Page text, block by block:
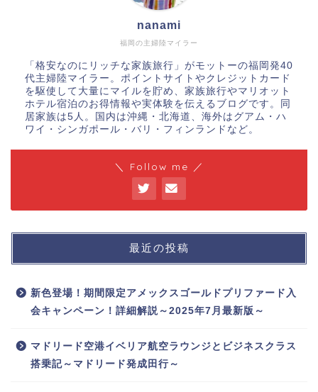
福岡の主婦陸マイラー
nanami
「格安なのにリッチな家族旅行」がモットーの福岡発40
代主婦陸マイラー。ポイントサイトやクレジットカード
を駆使して大量にマイルを貯め、家族旅行やマリオット
ホテル宿泊のお得情報や実体験を伝えるブログです。同
居家族は5人。国内は沖縄・北海道、海外はグアム・ハ
ワイ・シンガポール・バリ・フィンランドなど。
＼ Follow me ／
最近の投稿
新色登場！期間限定アメックスゴールドプリファード入
会キャンペーン！詳細解説～2025年7月最新版～
マドリード空港イベリア航空ラウンジとビジネスクラス
搭乗記～マドリード発成田行～